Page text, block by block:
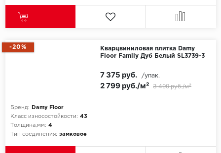
-20%
Кварцвиниловая плитка Damy
Floor Family Дуб Белый SL3739-3
Бренд:
Damy Floor
Класс износостойкости: 43
Толщина,мм: 4
Тип соединения: замковое
2 799 руб./м² 3 499 руб./м²
7 375 руб. /упак.